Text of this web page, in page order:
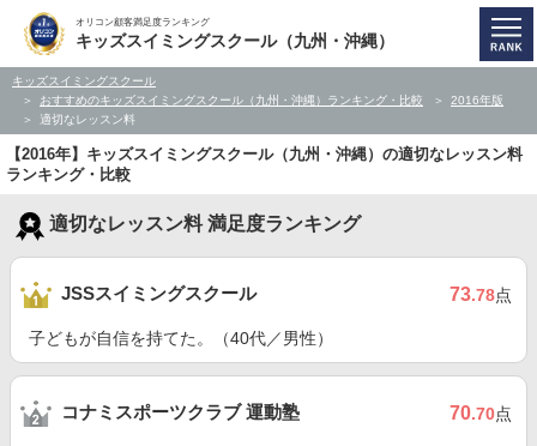
オリコン顧客満足度ランキング
キッズスイミングスクール（九州・沖縄）
キッズスイミングスクール
おすすめのキッズスイミングスクール（九州・沖縄）ランキング・比較
2016年版
適切なレッスン料
【2016年】キッズスイミングスクール（九州・沖縄）の適切なレッスン料
ランキング・比較
適切なレッスン料 満足度ランキング
JSSスイミングスクール 73.78点
子どもが自信を持てた。（40代／男性）
コナミスポーツクラブ 運動塾 70.70点